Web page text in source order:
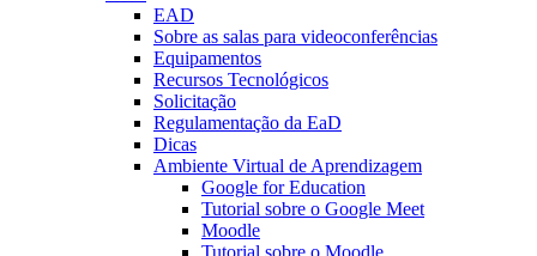
EAD
Sobre as salas para videoconferências
Equipamentos
Recursos Tecnológicos
Solicitação
Regulamentação da EaD
Dicas
Ambiente Virtual de Aprendizagem
Google for Education
Tutorial sobre o Google Meet
Moodle
Tutorial sobre o Moodle